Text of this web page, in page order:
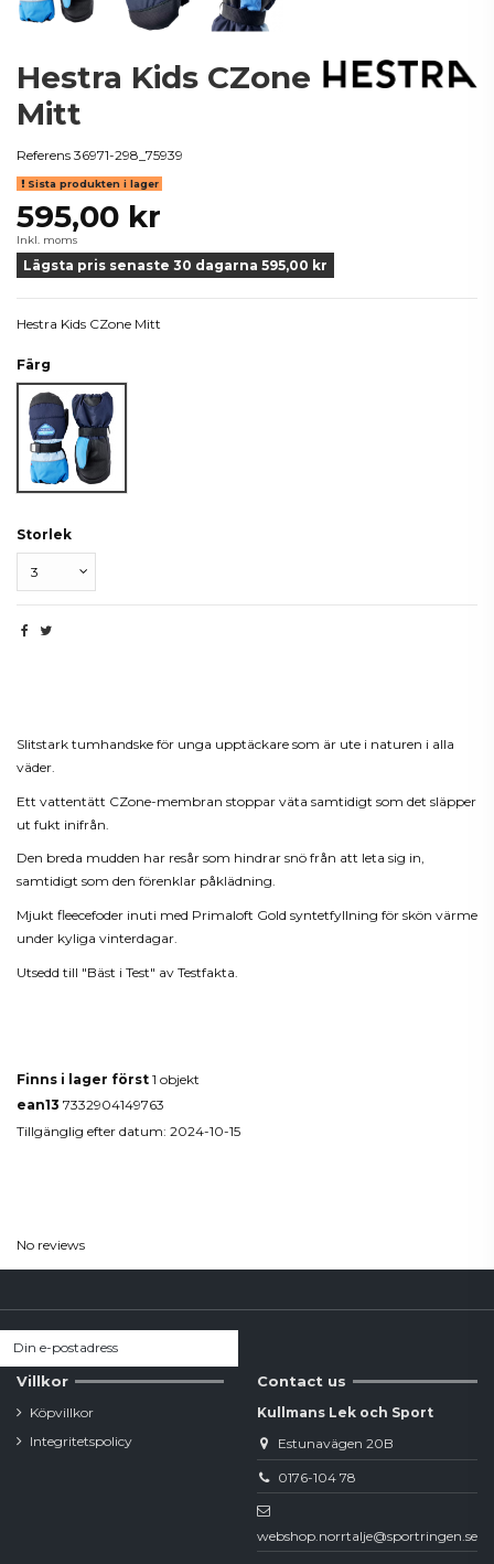
Hestra Kids CZone
Mitt
Referens 36971-298_75939
Sista produkten i lager
595,00 kr
Inkl. moms
Lägsta pris senaste 30 dagarna 595,00 kr
Hestra Kids CZone Mitt
Färg
Blå
Storlek
Slitstark tumhandske för unga upptäckare som är ute i naturen i alla
väder.
Ett vattentätt CZone-membran stoppar väta samtidigt som det släpper
ut fukt inifrån.
Den breda mudden har resår som hindrar snö från att leta sig in,
samtidigt som den förenklar påklädning.
Mjukt fleecefoder inuti med Primaloft Gold syntetfyllning för skön värme
under kyliga vinterdagar.
Utsedd till "Bäst i Test" av Testfakta.
Finns i lager först 1 objekt
ean13 7332904149763
Tillgänglig efter datum: 2024-10-15
No reviews
Villkor
Köpvillkor
Integritetspolicy
Contact us
Kullmans Lek och Sport
Estunavägen 20B
0176-104 78
webshop.norrtalje@sportringen.se